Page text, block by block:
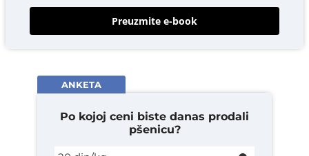
Preuzmite e-book
ANKETA
Po kojoj ceni biste danas prodali
pšenicu?